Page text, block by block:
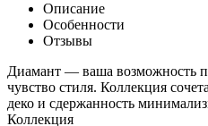
Описание
Особенности
Отзывы
Диамант — ваша возможность
чувство стиля. Коллекция
деко и сдержанность
Коллекция